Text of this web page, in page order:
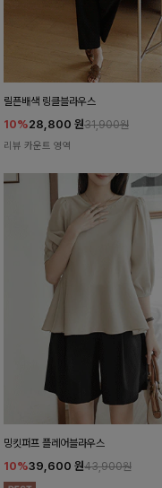
릴픈배색 링클블라우스
10%28,800 원31,900원
리뷰 카운트 영역
밍킷퍼프 플레어블라우스
10%39,600 원43,900원